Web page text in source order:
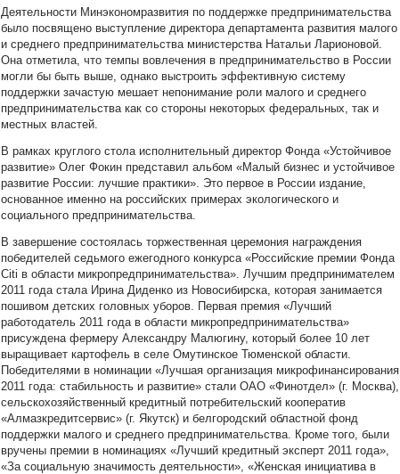
Деятельности Минэкономразвития по поддержке предпринимательства
было посвящено выступление директора департамента развития малого
и среднего предпринимательства министерства Натальи Ларионовой.
Она отметила, что темпы вовлечения в предпринимательство в России
могли бы быть выше, однако выстроить эффективную систему
поддержки зачастую мешает непонимание роли малого и среднего
предпринимательства как со стороны некоторых федеральных, так и
местных властей.
В рамках круглого стола исполнительный директор Фонда «Устойчивое
развитие» Олег Фокин представил альбом «Малый бизнес и устойчивое
развитие России: лучшие практики». Это первое в России издание,
основанное именно на российских примерах экологического и
социального предпринимательства.
В завершение состоялась торжественная церемония награждения
победителей седьмого ежегодного конкурса «Российские премии Фонда
Citi в области микропредпринимательства». Лучшим предпринимателем
2011 года стала Ирина Диденко из Новосибирска, которая занимается
пошивом детских головных уборов. Первая премия «Лучший
работодатель 2011 года в области микропредпринимательства»
присуждена фермеру Александру Малюгину, который более 10 лет
выращивает картофель в селе Омутинское Тюменской области.
Победителями в номинации «Лучшая организация микрофинансирования
2011 года: стабильность и развитие» стали ОАО «Финотдел» (г. Москва),
сельскохозяйственный кредитный потребительский кооператив
«Алмазкредитсервис» (г. Якутск) и белгородский областной фонд
поддержки малого и среднего предпринимательства. Кроме того, были
вручены премии в номинациях «Лучший кредитный эксперт 2011 года»,
«За социальную значимость деятельности», «Женская инициатива в